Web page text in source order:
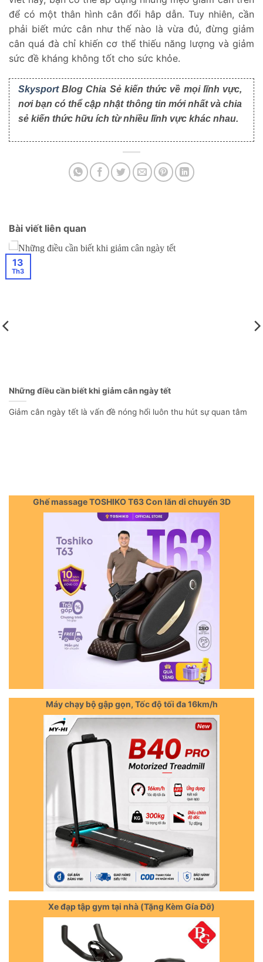
để có một thân hình cân đổi hâp dẫn. Tuy nhiên, cần
phải biết mức cân như thế nào là vừa đủ, đừng giảm
cân quá đà chỉ khiến cơ thể thiếu năng lượng và giảm
sức đề kháng không tốt cho sức khỏe.
SkysportBlog Chia Sẻ kiến thức về mọi lĩnh vực,
nơi bạn có thể cập nhật thông tin mới nhất và chia
sẻ kiến thức hữu ích từ nhiều lĩnh vực khác nhau.
Bài viết liên quan
Những điều cần biết khi giảm cân ngày tết
Giảm cân ngày tết là vấn đề nóng hổi luôn thu hút sự quan tâm
13
Th3
Ghế massage TOSHIKO T63 Con lăn di chuyển 3D
Máy chạy bộ gập gọn, Tốc độ tối đa 16km/h
Xe đạp tập gym tại nhà (Tặng Kèm Gía Đỡ)